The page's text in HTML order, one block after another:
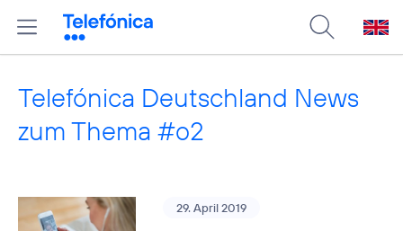
Telefónica Deutschland News
zum Thema #o2
29. April 2019